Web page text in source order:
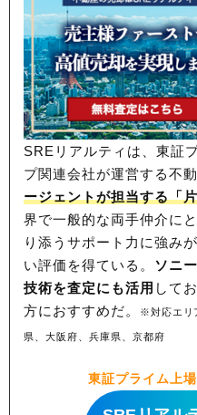
SREリアルティは、東証
プ関連会社が運営する不
ージェントが担当する「
界で一般的な両手仲介に
り添うサポート力に強み
い評価を得ている。 ソニ
技術を査定にも活用 して
方におすすめだ。
※対応エリ
県、大阪府、兵庫県、京都府
東証プライム上